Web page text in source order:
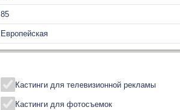
85
Европейская
Кастинги для телевизионной рекламы
Кастинги для фотосъемок